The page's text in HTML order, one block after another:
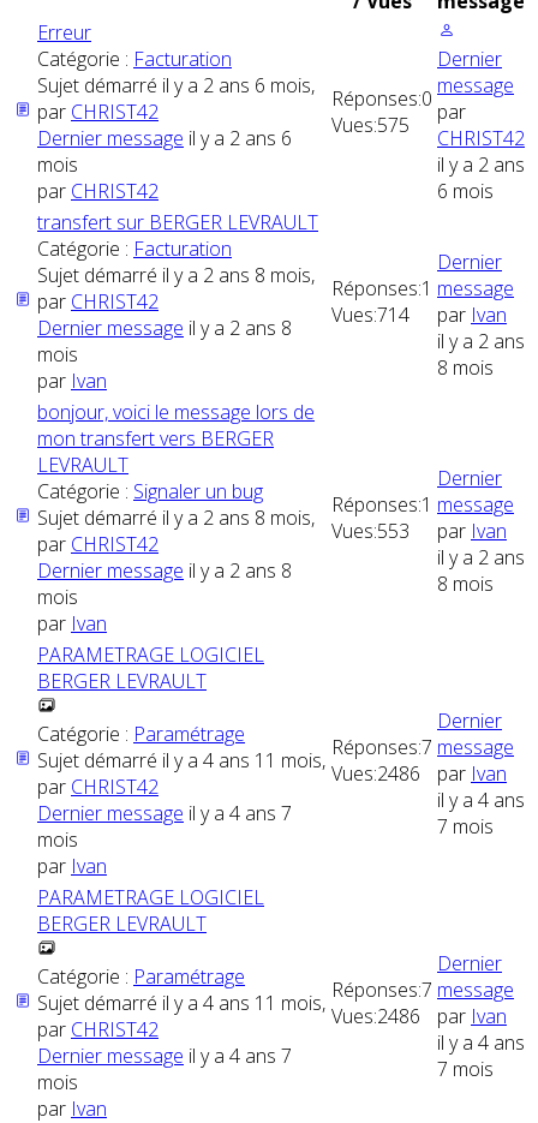
Erreur
Catégorie : Facturation
Sujet démarré il y a 2 ans 6 mois,
par CHRIST42
Dernier message il y a 2 ans 6
mois
par CHRIST42
Réponses:0
Vues:575
Dernier
message
par
CHRIST42
il y a 2 ans
6 mois
transfert sur BERGER LEVRAULT
Catégorie : Facturation
Sujet démarré il y a 2 ans 8 mois,
par CHRIST42
Dernier message il y a 2 ans 8
mois
par Ivan
Réponses:1
Vues:714
Dernier
message
par Ivan
il y a 2 ans
8 mois
bonjour, voici le message lors de
mon transfert vers BERGER
LEVRAULT
Catégorie : Signaler un bug
Sujet démarré il y a 2 ans 8 mois,
par CHRIST42
Dernier message il y a 2 ans 8
mois
par Ivan
Réponses:1
Vues:553
Dernier
message
par Ivan
il y a 2 ans
8 mois
PARAMETRAGE LOGICIEL
BERGER LEVRAULT
Catégorie : Paramétrage
Sujet démarré il y a 4 ans 11 mois,
par CHRIST42
Dernier message il y a 4 ans 7
mois
par Ivan
Réponses:7
Vues:2486
Dernier
message
par Ivan
il y a 4 ans
7 mois
PARAMETRAGE LOGICIEL
BERGER LEVRAULT
Catégorie : Paramétrage
Sujet démarré il y a 4 ans 11 mois,
par CHRIST42
Dernier message il y a 4 ans 7
mois
par Ivan
Réponses:7
Vues:2486
Dernier
message
par Ivan
il y a 4 ans
7 mois